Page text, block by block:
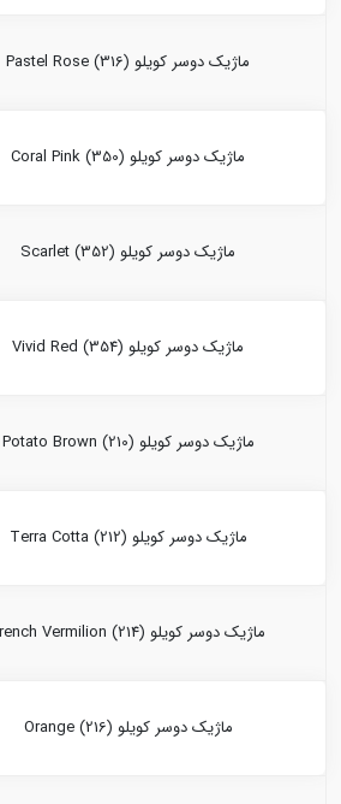
ماژیک دوسر کویلو Pastel Rose (316)
ماژیک دوسر کویلو Coral Pink (350)
ماژیک دوسر کویلو Scarlet (352)
ماژیک دوسر کویلو Vivid Red (354)
ماژیک دوسر کویلو Potato Brown (210)
ماژیک دوسر کویلو Terra Cotta (212)
ماژیک دوسر کویلو French Vermilion (214)
ماژیک دوسر کویلو Orange (216)